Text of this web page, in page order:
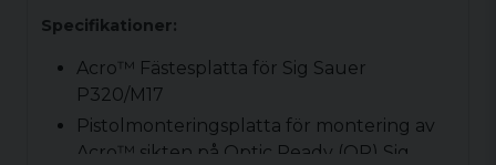
Specifikationer:
Acro™ Fästesplatta för Sig Sauer
P320/M17
Pistolmonteringsplatta för montering av
Acro™ sikten på Optic Ready (OR) Sig